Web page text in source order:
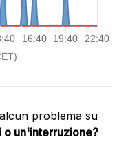
problema su
o un'interruzione?